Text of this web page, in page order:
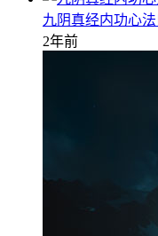
九阴真经内功心
2年前